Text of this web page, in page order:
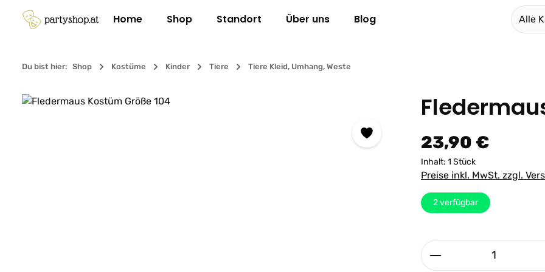
Hauptinhalt springen
Zur Suche springen
Zur Hauptnavigation springen
Home Shop Standort Über uns Blog Alle
Du bist hier: Shop Kostüme Kinder Tiere Tiere Kleid, Umhang, Weste
Bildergalerie überspringen
Regulärer Preis:
23,90 €
Inhalt: 1 Stück
Preise inkl. MwSt. zzgl.
2verfügbar
Produkt Anzahl: